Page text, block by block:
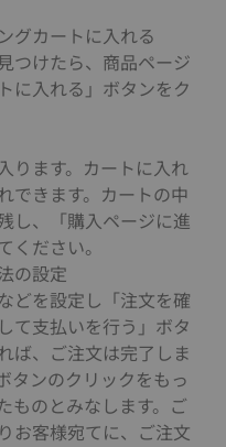
グカートに入れる
つけたら、商品ページ
に入れる」ボタンをク
ります。カートに入れ
できます。カートの中
し、「購入ページに進
ください。
の設定
どを設定し「注文を確
て支払いを行う」ボタ
ば、ご注文は完了しま
タンのクリックをもっ
ものとみなします。ご
お客様宛てに、ご注文